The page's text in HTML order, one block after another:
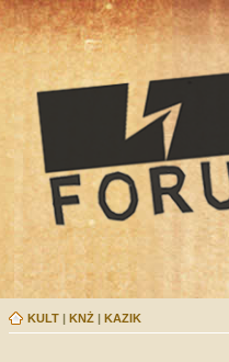
KULT | KNŻ | KAZIK